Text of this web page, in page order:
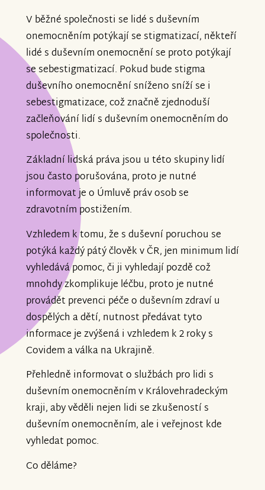
V běžné společnosti se lidé s duševním
onemocněním potýkají se stigmatizací, někteří
lidé s duševním onemocnění se proto potýkají
se sebestigmatizací. Pokud bude stigma
duševního onemocnění sníženo sníží se i
sebestigmatizace, což značně zjednoduší
začleňování lidí s duševním onemocněním do
společnosti.
Základní lidská práva jsou u této skupiny lidí
jsou často porušována, proto je nutné
informovat je o Úmluvě práv osob se
zdravotním postižením.
Vzhledem k tomu, že s duševní poruchou se
potýká každý pátý člověk v ČR, jen minimum lidí
vyhledává pomoc, či ji vyhledají pozdě což
mnohdy zkomplikuje léčbu, proto je nutné
provádět prevenci péče o duševním zdraví u
dospělých a dětí, nutnost předávat tyto
informace je zvýšená i vzhledem k 2 roky s
Covidem a válka na Ukrajině.
Přehledně informovat o službách pro lidi s
duševním onemocněním v Královehradeckým
kraji, aby věděli nejen lidi se zkušeností s
duševním onemocněním, ale i veřejnost kde
vyhledat pomoc.
Co děláme?